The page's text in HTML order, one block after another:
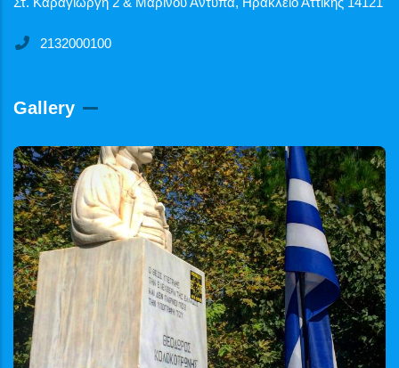
2132000100
Gallery